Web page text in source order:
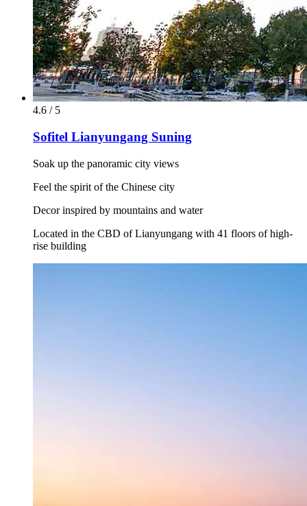
4.6 / 5
Sofitel Lianyungang Suning
Soak up the panoramic city views
Feel the spirit of the Chinese city
Decor inspired by mountains and water
Located in the CBD of Lianyungang with 41 floors of high-
rise building